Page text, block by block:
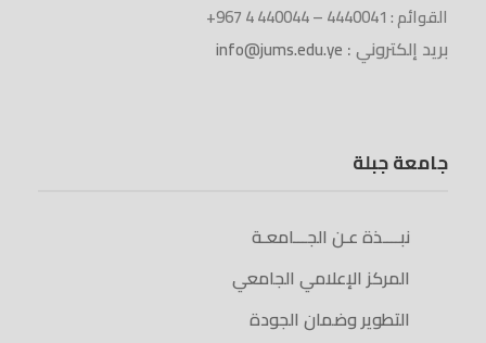
القوائم : 4440041 – 440044 4 967+
بريد إلكتروني : info@jums.edu.ye
جامعة جبلة
نبــــذة عـن الجـــامعـة
المركز الإعلامي الجامعي
التطوير وضمان الجودة